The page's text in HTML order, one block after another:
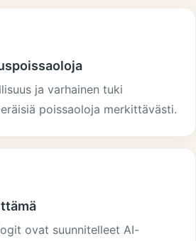
ja varhainen tuki
poissaoloja merkittävästi.
ovat suunnitelleet AI-